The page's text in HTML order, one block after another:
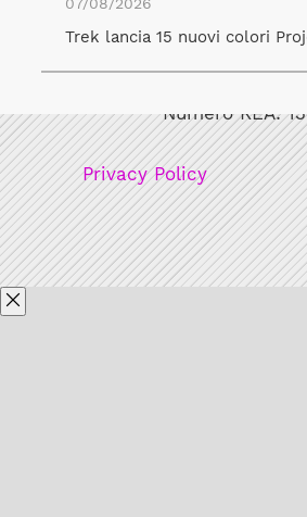
Trek lancia 15 nuovi colori
Numero REA:
Privacy Policy